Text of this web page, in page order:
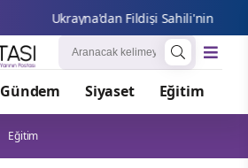
Gündem Siyaset Eğitim
Eğitim